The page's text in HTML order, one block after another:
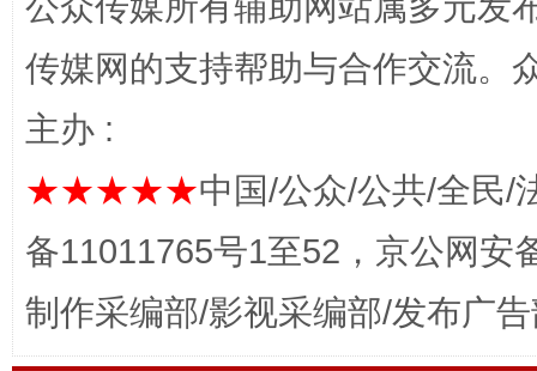
生
传媒网的支持帮助与合作交流。
主办 :
★★★★★中国/公众/公共/全民/
备11011765号1至52，京公网安
制作采编部/影视采编部/发布广